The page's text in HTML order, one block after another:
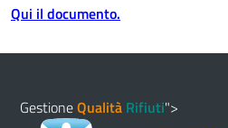
Qui il documento.
GestioneQualità Rifiuti">